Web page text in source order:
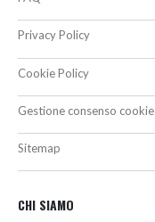
Privacy Policy
Cookie Policy
Gestione consenso cookie
Sitemap
CHI SIAMO